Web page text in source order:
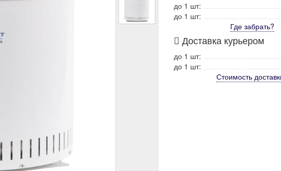
до 1 шт:
до 1 шт:
Где забрать?
Доставка курьером
до 1 шт:
до 1 шт:
Стоимость